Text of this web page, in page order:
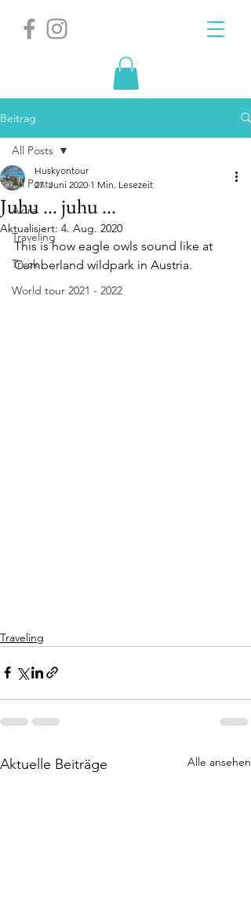
Beitrag
All Posts
Akira
Traveling
Truck
World tour 2021 - 2022
All Posts
Juhu ... juhu ...
Huskyontour
27. Juni 2020 1 Min. Lesezeit
Aktualisiert: 4. Aug. 2020
This is how eagle owls sound like at
Cumberland wildpark in Austria.
Traveling
Aktuelle Beiträge Alle ansehen